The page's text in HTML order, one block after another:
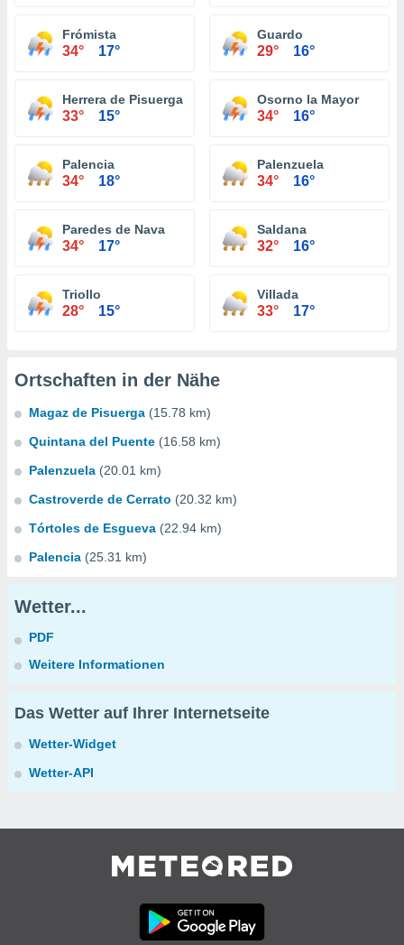
Frómista
34° 17°
Guardo
29° 16°
Herrera de Pisuerga
33° 15°
Osorno la Mayor
34° 16°
Palencia
34° 18°
Palenzuela
34° 16°
Paredes de Nava
34° 17°
Saldana
32° 16°
Triollo
28° 15°
Villada
33° 17°
Ortschaften in der Nähe
Magaz de Pisuerga (15.78 km)
Quintana del Puente (16.58 km)
Palenzuela (20.01 km)
Castroverde de Cerrato (20.32 km)
Tórtoles de Esgueva (22.94 km)
Palencia (25.31 km)
Wetter...
PDF
Weitere Informationen
Das Wetter auf Ihrer Internetseite
Wetter-Widget
Wetter-API